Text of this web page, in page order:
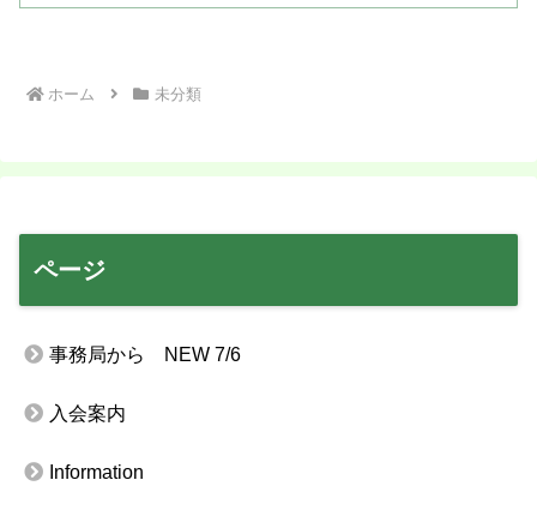
ホーム 未分類
ページ
事務局から NEW 7/6
入会案内
Information